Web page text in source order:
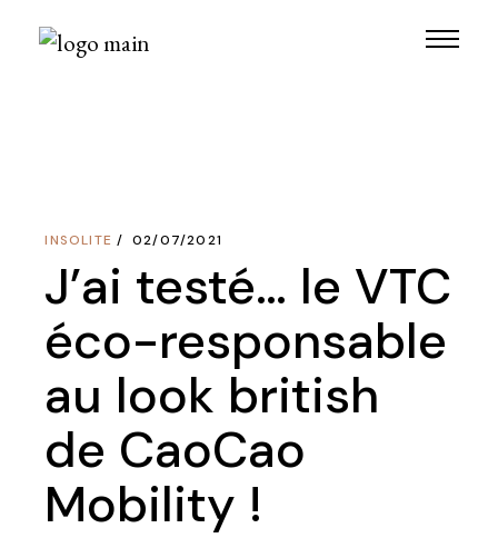
INSOLITE 02/07/2021
J’ai testé… le VTC
éco-responsable
au look british
de CaoCao
Mobility !